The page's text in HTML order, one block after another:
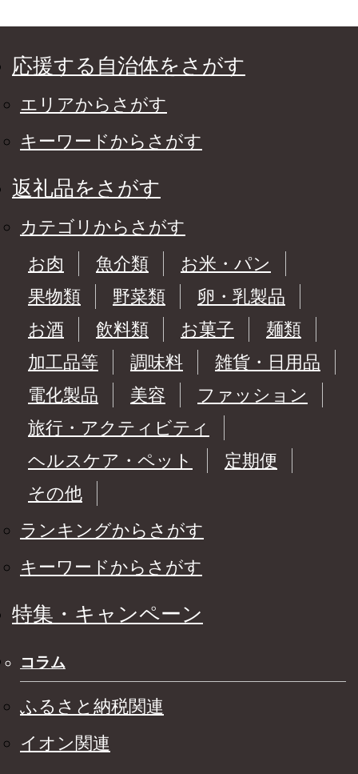
応援する自治体をさがす
エリアからさがす
キーワードからさがす
返礼品をさがす
カテゴリからさがす
お肉
魚介類
お米・パン
果物類
野菜類
卵・乳製品
お酒
飲料類 お菓子
麺類
加工品等
調味料
雑貨・日用品
電化製品
美容
ファッション
旅行・アクティビティ
ヘルスケア・ペット
定期便
その他
ランキングからさがす
キーワードからさがす
特集・キャンペーン
コラム
ふるさと納税関連
イオン関連